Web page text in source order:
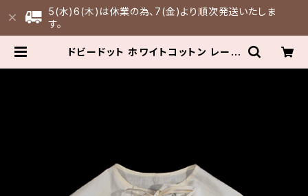
5(水)6(木)は休業の為、7(金)より順次発送いたしま
す。
ドビードット ホワイトコットン レース